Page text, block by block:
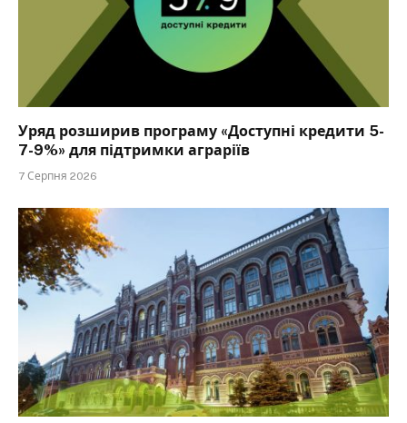
Уряд розширив програму «Доступні кредити 5-
7-9%» для підтримки аграріїв
7 Серпня 2026